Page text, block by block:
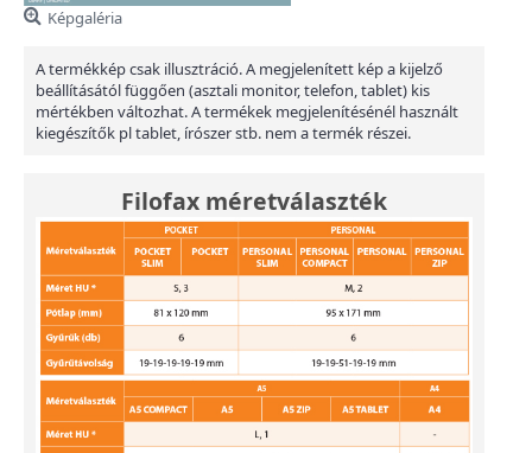
Képgaléria
A termékkép csak illusztráció. A megjelenített kép a kijelző
beállításától függően (asztali monitor, telefon, tablet) kis
mértékben változhat. A termékek megjelenítésénél használt
kiegészítők pl tablet, írószer stb. nem a termék részei.
Filofax méretválaszték